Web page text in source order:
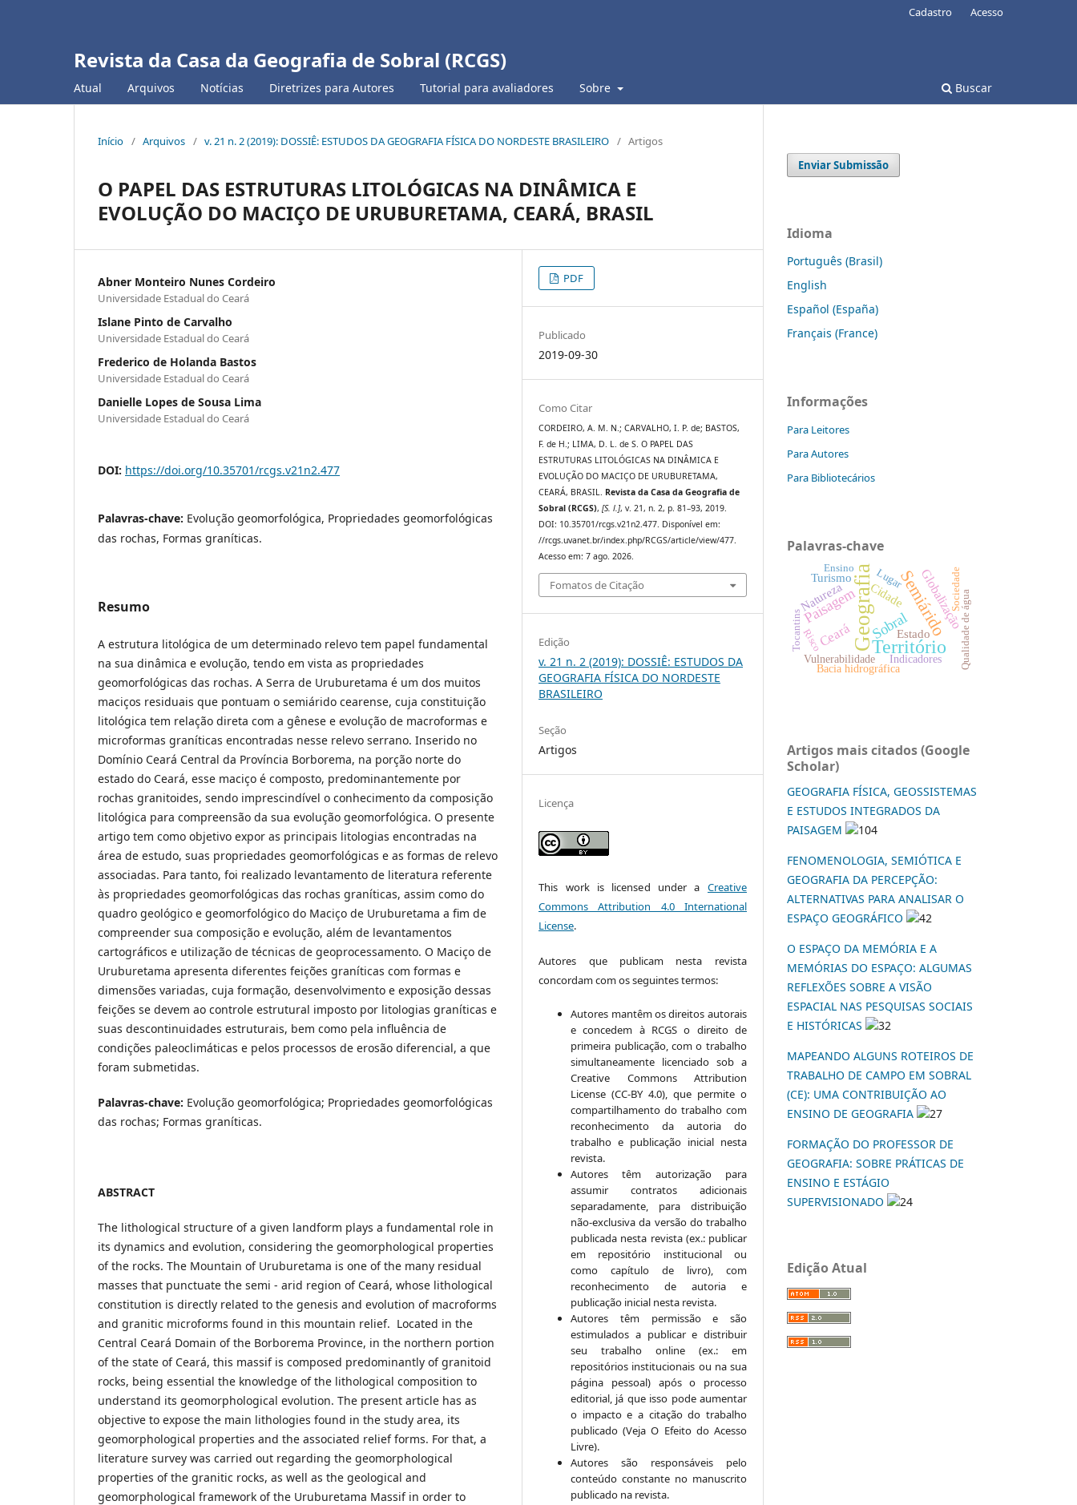
Revista da Casa da Geografia de Sobral (RCGS)
Atual Arquivos Notícias Diretrizes para Autores Tutorial para avaliadores Sobre Buscar
Cadastro Acesso
Início / Arquivos / v. 21 n. 2 (2019): DOSSIÊ: ESTUDOS DA GEOGRAFIA FÍSICA DO NORDESTE BRASILEIRO / Artigos
O PAPEL DAS ESTRUTURAS LITOLÓGICAS NA DINÂMICA E
EVOLUÇÃO DO MACIÇO DE URUBURETAMA, CEARÁ, BRASIL
Abner Monteiro Nunes Cordeiro
Universidade Estadual do Ceará
Islane Pinto de Carvalho
Universidade Estadual do Ceará
Frederico de Holanda Bastos
Universidade Estadual do Ceará
Danielle Lopes de Sousa Lima
Universidade Estadual do Ceará
DOI: https://doi.org/10.35701/rcgs.v21n2.477
Palavras-chave: Evolução geomorfológica, Propriedades geomorfológicas
das rochas, Formas graníticas.
Resumo
A estrutura litológica de um determinado relevo tem papel fundamental
na sua dinâmica e evolução, tendo em vista as propriedades
geomorfológicas das rochas. A Serra de Uruburetama é um dos muitos
maciços residuais que pontuam o semiárido cearense, cuja constituição
litológica tem relação direta com a gênese e evolução de macroformas e
microformas graníticas encontradas nesse relevo serrano. Inserido no
Domínio Ceará Central da Província Borborema, na porção norte do
estado do Ceará, esse maciço é composto, predominantemente por
rochas granitoides, sendo imprescindível o conhecimento da composição
litológica para compreensão da sua evolução geomorfológica. O presente
artigo tem como objetivo expor as principais litologias encontradas na
área de estudo, suas propriedades geomorfológicas e as formas de relevo
associadas. Para tanto, foi realizado levantamento de literatura referente
às propriedades geomorfológicas das rochas graníticas, assim como do
quadro geológico e geomorfológico do Maciço de Uruburetama a fim de
compreender sua composição e evolução, além de levantamentos
cartográficos e utilização de técnicas de geoprocessamento. O Maciço de
Uruburetama apresenta diferentes feições graníticas com formas e
dimensões variadas, cuja formação, desenvolvimento e exposição dessas
feições se devem ao controle estrutural imposto por litologias graníticas e
suas descontinuidades estruturais, bem como pela influência de
condições paleoclimáticas e pelos processos de erosão diferencial, a que
foram submetidas.
Palavras-chave: Evolução geomorfológica; Propriedades geomorfológicas
das rochas; Formas graníticas.
ABSTRACT
The lithological structure of a given landform plays a fundamental role in
its dynamics and evolution, considering the geomorphological properties
of the rocks. The Mountain of Uruburetama is one of the many residual
masses that punctuate the semi - arid region of Ceará, whose lithological
constitution is directly related to the genesis and evolution of macroforms
and granitic microforms found in this mountain relief. Located in the
Central Ceará Domain of the Borborema Province, in the northern portion
of the state of Ceará, this massif is composed predominantly of granitoid
rocks, being essential the knowledge of the lithological composition to
understand its geomorphological evolution. The present article has as
objective to expose the main lithologies found in the study area, its
geomorphological properties and the associated relief forms. For that, a
literature survey was carried out regarding the geomorphological
properties of the granitic rocks, as well as the geological and
geomorphological framework of the Uruburetama Massif in order to
PDF
Publicado
2019-09-30
Como Citar
CORDEIRO, A. M. N.; CARVALHO, I. P. de; BASTOS,
F. de H.; LIMA, D. L. de S. O PAPEL DAS
ESTRUTURAS LITOLÓGICAS NA DINÂMICA E
EVOLUÇÃO DO MACIÇO DE URUBURETAMA,
CEARÁ, BRASIL. Revista da Casa da Geografia de
Sobral (RCGS),[S. l.], v. 21, n. 2, p. 81–93, 2019.
DOI: 10.35701/rcgs.v21n2.477. Disponível em:
//rcgs.uvanet.br/index.php/RCGS/article/view/477.
Acesso em: 7 ago. 2026.
Fomatos de Citação
Edição
v. 21 n. 2 (2019): DOSSIÊ: ESTUDOS DA
GEOGRAFIA FÍSICA DO NORDESTE
BRASILEIRO
Seção
Artigos
Licença
This work is licensed under a Creative
Commons Attribution 4.0 International
License.
Autores que publicam nesta revista
concordam com os seguintes termos:
Autores mantêm os direitos autorais
e concedem à RCGS o direito de
primeira publicação, com o trabalho
simultaneamente licenciado sob a
Creative Commons Attribution
License (CC-BY 4.0), que permite o
compartilhamento do trabalho com
reconhecimento da autoria do
trabalho e publicação inicial nesta
revista.
Autores têm autorização para
assumir contratos adicionais
separadamente, para distribuição
não-exclusiva da versão do trabalho
publicada nesta revista (ex.: publicar
em repositório institucional ou
como capítulo de livro), com
reconhecimento de autoria e
publicação inicial nesta revista.
Autores têm permissão e são
estimulados a publicar e distribuir
seu trabalho online (ex.: em
repositórios institucionais ou na sua
página pessoal) após o processo
editorial, já que isso pode aumentar
o impacto e a citação do trabalho
publicado (Veja O Efeito do Acesso
Livre).
Autores são responsáveis pelo
conteúdo constante no manuscrito
publicado na revista.
Enviar Submissão
Idioma
Português (Brasil)
English
Español (España)
Français (France)
Informações
Para Leitores
Para Autores
Para Bibliotecários
Palavras-chave
GeografiaTerritório
Semiárido
Sobral
Paisagem
Ceará
Globalização
Turismo
Cidade
Natureza
Estado
Vulnerabilidade
Indicadores
Bacia hidrográfica
Lugar
Qualidade de água
TocantinsRisco
Sociedade
Ensino
Artigos mais citados (Google
Scholar)
GEOGRAFIA FÍSICA, GEOSSISTEMAS
E ESTUDOS INTEGRADOS DA
PAISAGEM
104
FENOMENOLOGIA, SEMIÓTICA E
GEOGRAFIA DA PERCEPÇÃO:
ALTERNATIVAS PARA ANALISAR O
ESPAÇO GEOGRÁFICO
42
O ESPAÇO DA MEMÓRIA E A
MEMÓRIAS DO ESPAÇO: ALGUMAS
REFLEXÕES SOBRE A VISÃO
ESPACIAL NAS PESQUISAS SOCIAIS
E HISTÓRICAS
32
MAPEANDO ALGUNS ROTEIROS DE
TRABALHO DE CAMPO EM SOBRAL
(CE): UMA CONTRIBUIÇÃO AO
ENSINO DE GEOGRAFIA
27
FORMAÇÃO DO PROFESSOR DE
GEOGRAFIA: SOBRE PRÁTICAS DE
ENSINO E ESTÁGIO
SUPERVISIONADO
24
Edição Atual